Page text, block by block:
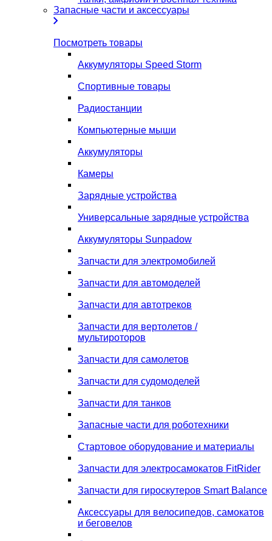
Запасные части и аксессуары
Посмотреть товары
Аккумуляторы Speed Storm
Спортивные товары
Радиостанции
Компьютерные мыши
Аккумуляторы
Камеры
Зарядные устройства
Универсальные зарядные устройства
Аккумуляторы Sunpadow
Запчасти для электромобилей
Запчасти для автомоделей
Запчасти для автотреков
Запчасти для вертолетов /
мультироторов
Запчасти для самолетов
Запчасти для судомоделей
Запчасти для танков
Запасные части для роботехники
Стартовое оборудование и материалы
Запчасти для электросамокатов FitRider
Запчасти для гироскутеров Smart Balance
Аксессуары для велосипедов, самокатов
и беговелов